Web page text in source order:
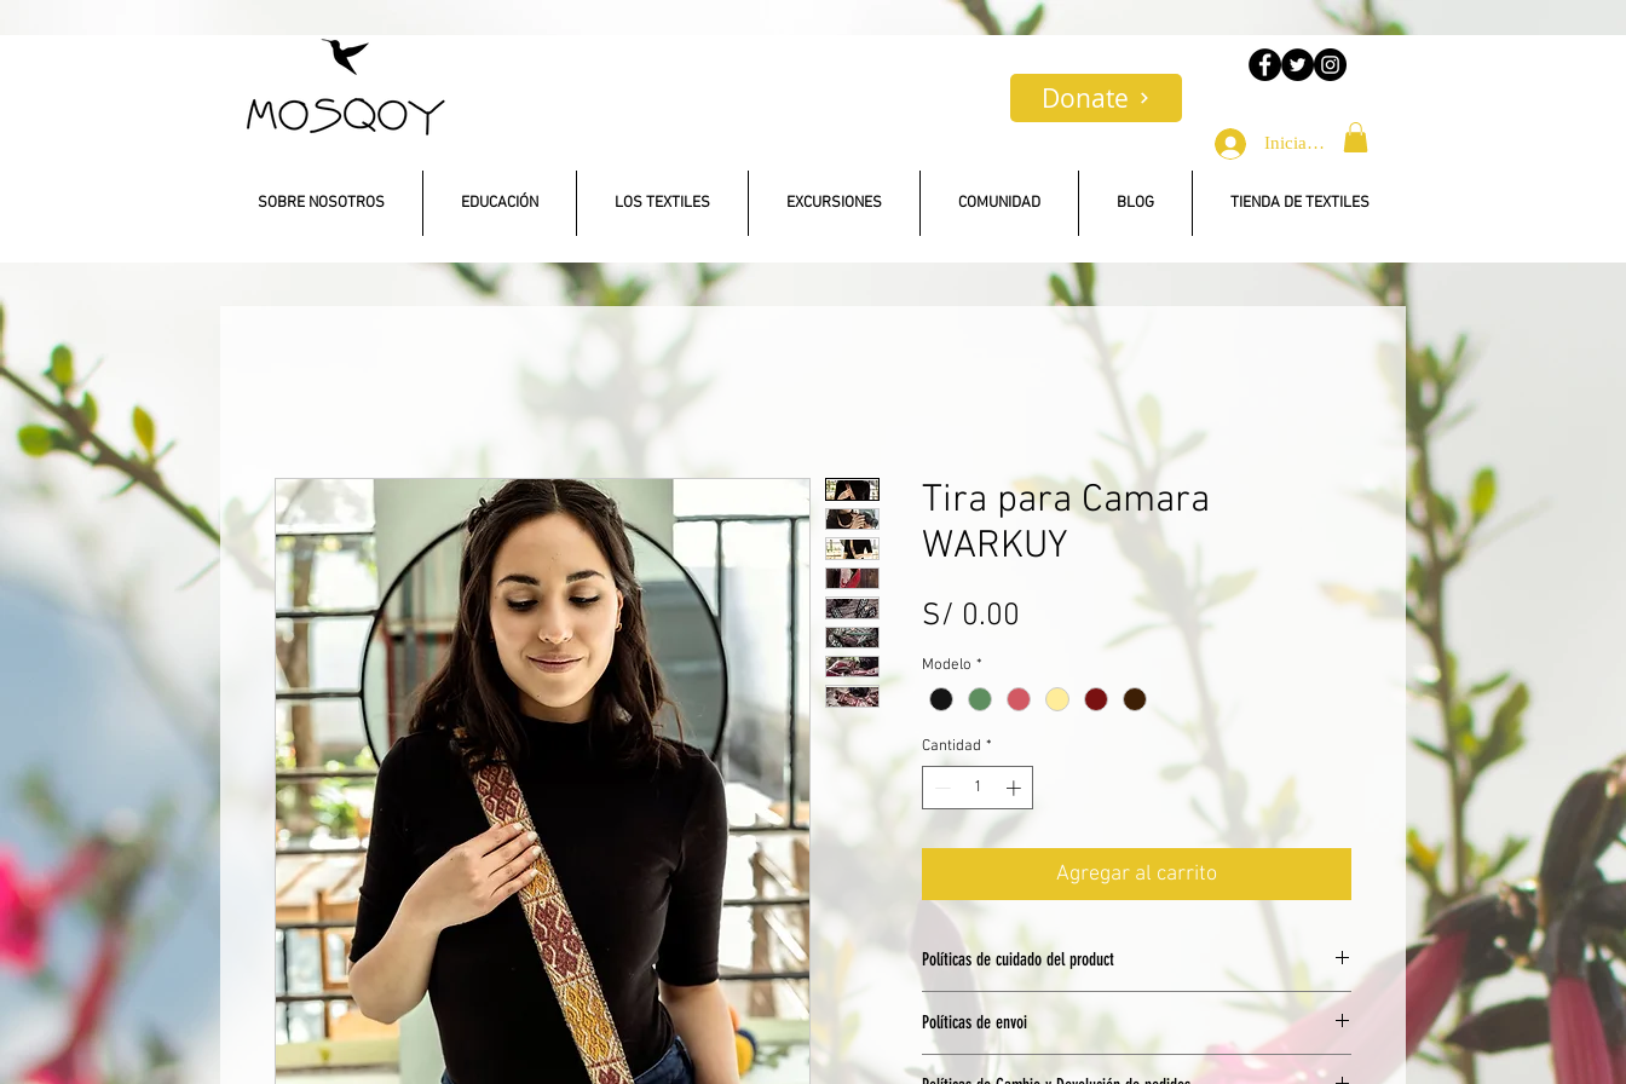
Donate
Iniciar sesión
SOBRE NOSOTROS EDUCACIÓN LOS TEXTILES EXCURSIONES COMUNIDAD BLOG TIENDA DE TEXTILES
Tira para Camara
WARKUY
S/ 0.00
Modelo *
Cantidad *
Agregar al carrito
Políticas de cuidado del product
Lavado a mano en agua fría.
Usar shampoo para obtener un mejor resultado.
Dejar secar extendido en una superficie plana bajo
Políticas de envoi
Todos nuestros servicios de envío son tercerizados y